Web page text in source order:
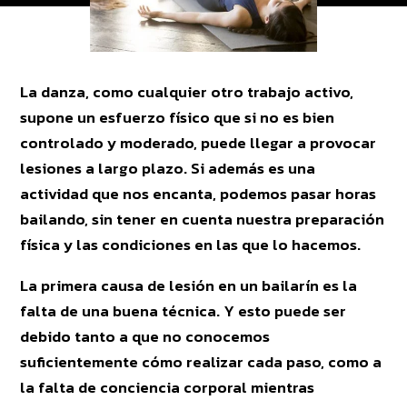
La danza, como cualquier otro trabajo activo,
supone un esfuerzo físico que si no es bien
controlado y moderado, puede llegar a provocar
lesiones a largo plazo. Si además es una
actividad que nos encanta, podemos pasar horas
bailando, sin tener en cuenta nuestra preparación
física y las condiciones en las que lo hacemos.
La primera causa de lesión en un bailarín es la
falta de una buena técnica. Y esto puede ser
debido tanto a que no conocemos
suficientemente cómo realizar cada paso, como a
la falta de conciencia corporal mientras